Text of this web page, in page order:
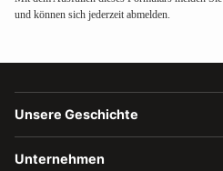
und können sich jederzeit abmelden.
Unsere Geschichte
Unternehmen